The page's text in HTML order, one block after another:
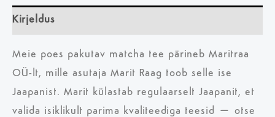
Kirjeldus
Meie poes pakutav matcha tee pärineb Maritraa
OÜ-lt, mille asutaja Marit Raag toob selle ise
Jaapanist. Marit külastab regulaarselt Jaapanit, et
valida isiklikult parima kvaliteediga teesid – otse